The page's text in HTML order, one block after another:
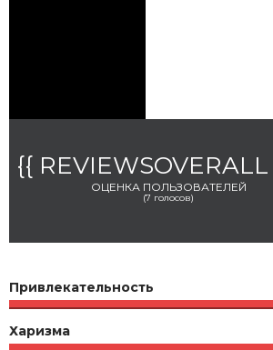
{{ REVIEWSOVERALL
ОЦЕНКА ПОЛЬЗОВАТЕЛЕЙ
(7 голосов)
Привлекательность
Харизма